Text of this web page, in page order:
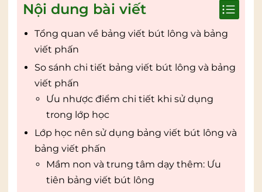
Nội dung bài viết
Tổng quan về bảng viết bút lông và bảng
viết phấn
So sánh chi tiết bảng viết bút lông và bảng
viết phấn
Ưu nhược điểm chi tiết khi sử dụng
trong lớp học
Lớp học nên sử dụng bảng viết bút lông và
bảng viết phấn
Mầm non và trung tâm dạy thêm: Ưu
tiên bảng viết bút lông